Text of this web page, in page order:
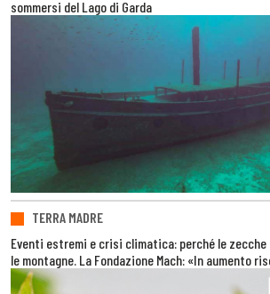
sommersi del Lago di Garda
TERRA MADRE
Eventi estremi e crisi climatica: perché le
le montagne. La Fondazione Mach: «In aumento